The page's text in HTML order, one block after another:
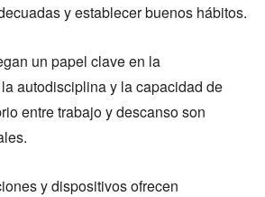
y establecer buenos hábitos.
un papel clave en la
autodisciplina y la capacidad de
entre trabajo y descanso son
y dispositivos ofrecen